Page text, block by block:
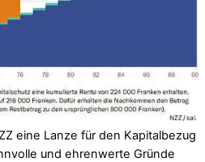
eine Lanze für den Kapitalbezug
und ehrenwerte Gründe